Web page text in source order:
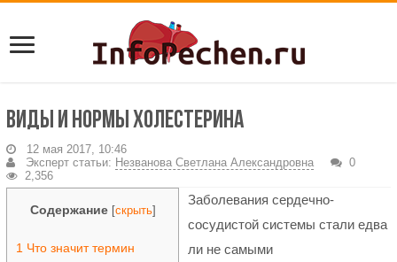
Виды и нормы холестерина
12 мая 2017, 10:46
Эксперт статьи: Незванова Светлана Александровна
0
2,356
Содержание [скрыть]
1 Что значит термин
Заболевания сердечно-
сосудистой системы стали едва
ли не самыми